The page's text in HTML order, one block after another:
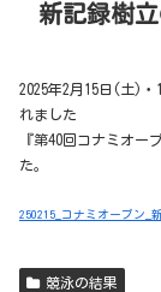
新記録樹
2025年2月15日(土)
れました
『第40回コナミオー
た。
250215_コナミオープン_
競泳の結果